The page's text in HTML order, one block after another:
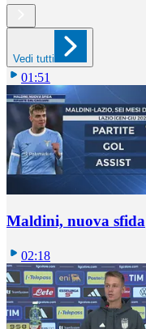
Vedi tutti
01:51
Maldini, nuova sfida
02:18